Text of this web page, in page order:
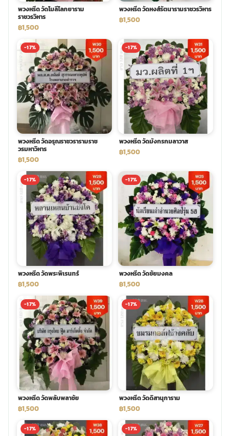
พวงหรีด วัดโมลีโลกยาราม
ราชวรวิหาร
฿1,500
พวงหรีด วัดหงส์รัตนารามราชวรวิหาร
฿1,500
-17%
พวงหรีด วัดอรุณราชวรารามราช
วรมหาวิหาร
฿1,500
-17%
พวงหรีด วัดมังกรกมลาวาส
฿1,500
-17%
พวงหรีด วัดพระพิเรนทร์
฿1,500
-17%
พวงหรีด วัดชัยมงคล
฿1,500
-17%
พวงหรีด วัดพลับพลาชัย
฿1,500
-17%
พวงหรีด วัดดิสานุการาม
฿1,500
-17% -17%